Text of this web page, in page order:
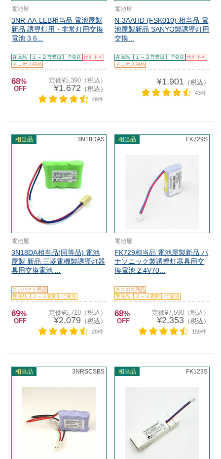
電池屋
3NR-AA-LEB相当品 電池屋製
新品 誘導灯用・非常灯用交換
電池 3.6...
在庫品【１～２営業日】で発送 代引不可
ネコポス商品
68%
OFF
定価¥5,390（税込）
¥1,672 （税込）
49件
電池屋
N-3AAHD (FSK010) 相当品 電
池屋製新品 SANYO製誘導灯用
交換...
在庫品【１～２営業日】で発送 代引不可
ネコポス商品
¥1,901 （税込）
43件
相当品 3N18DAS
電池屋
3N18DA相当品(同等品) 電池
屋製 新品 三菱電機製誘導灯器
具用交換電池 ...
コンパクト商品
受注品【２～３週間】で発送
69%
OFF
定価¥6,710（税込）
¥2,079 （税込）
20件
相当品 FK729S
電池屋
FK729相当品 電池屋製新品 パ
ナソニック製誘導灯器具用交
換電池 2.4V70...
ネコポス商品
受注品【２～３週間】で発送
68%
OFF
定価¥7,590（税込）
¥2,353（税込）
159件
相当品 3NRSCSBS 相当品 FK123S